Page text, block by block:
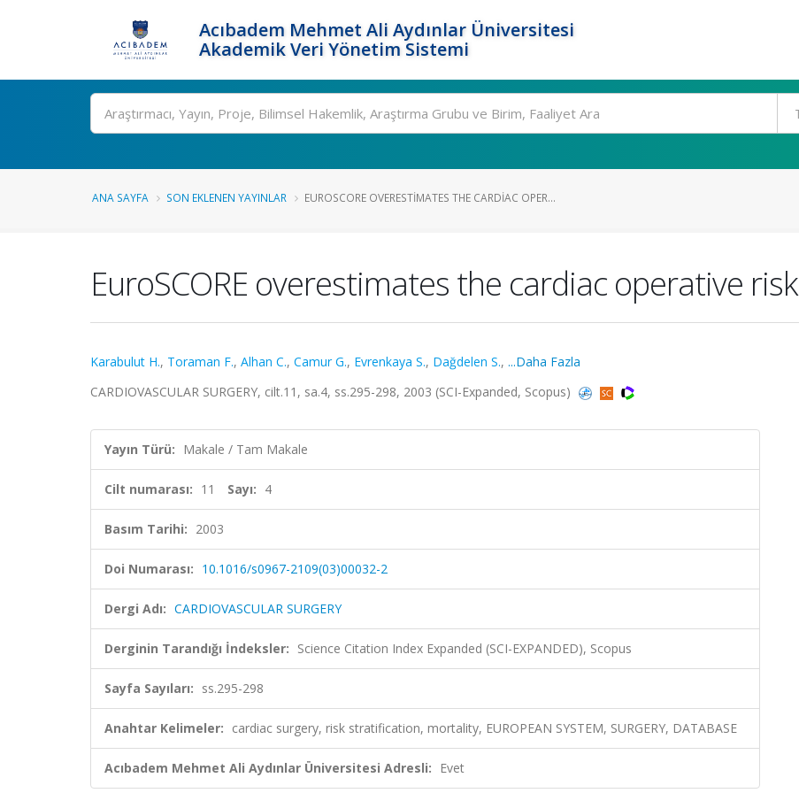
Acıbadem Mehmet Ali Aydınlar Üniversitesi
Akademik Veri Yönetim Sistemi
Ara
ANA SAYFA SON EKLENEN YAYINLAR EUROSCORE OVERESTIMATES THE CARDIAC OPER...
EuroSCORE overestimates the cardiac operative risk
Karabulut H., Toraman F., Alhan C., Camur G., Evrenkaya S., Dağdelen S., ...Daha Fazla
CARDIOVASCULAR SURGERY, cilt.11, sa.4, ss.295-298, 2003 (SCI-Expanded, Scopus)
Yayın Türü: Makale / Tam Makale
Cilt numarası: 11 Sayı: 4
Basım Tarihi: 2003
Doi Numarası: 10.1016/s0967-2109(03)00032-2
Dergi Adı: CARDIOVASCULAR SURGERY
Derginin Tarandığı İndeksler: Science Citation Index Expanded (SCI-EXPANDED), Scopus
Sayfa Sayıları: ss.295-298
Anahtar Kelimeler: cardiac surgery, risk stratification, mortality, EUROPEAN SYSTEM, SURGERY, DATABASE
Acıbadem Mehmet Ali Aydınlar Üniversitesi Adresli: Evet